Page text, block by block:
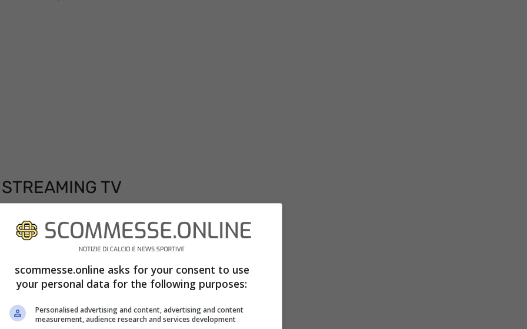
TV
di oggi sarà visibile sono ed
la diretta tv. Per vedere la sfida dello
di un abbonamento valido all’emittente
Sarà inoltre possibile la visione in
riservata sempre ai soli abbonati, e
potrete gustarvi l’incontro
scommesse.online asks for your consent to use
your personal data for the following purposes:
Personalised advertising and content, advertising and content
measurement, audience research and services development